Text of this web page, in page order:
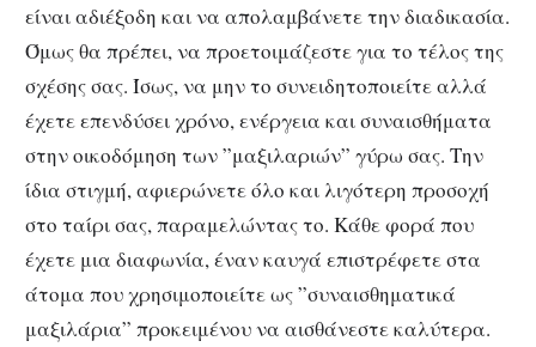
είναι αδιέξοδη και να απολαμβάνετε την διαδικασία.
Όμως θα πρέπει, να προετοιμάζεστε για το τέλος της
σχέσης σας. Ίσως, να μην το συνειδητοποιείτε αλλά
έχετε επενδύσει χρόνο, ενέργεια και συναισθήματα
στην οικοδόμηση των ”μαξιλαριών” γύρω σας. Την
ίδια στιγμή, αφιερώνετε όλο και λιγότερη προσοχή
στο ταίρι σας, παραμελώντας το. Κάθε φορά που
έχετε μια διαφωνία, έναν καυγά επιστρέφετε στα
άτομα που χρησιμοποιείτε ως ”συναισθηματικά
μαξιλάρια” προκειμένου να αισθάνεστε καλύτερα.